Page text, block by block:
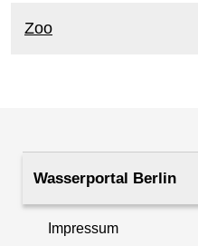
Zoo
Wasserportal Berlin
Impressum